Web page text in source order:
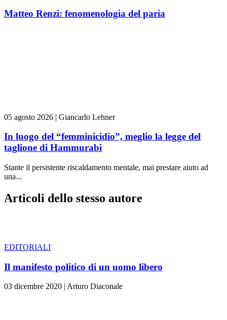
Matteo Renzi: fenomenologia del paria
05 agosto 2026 | Giancarlo Lehner
In luogo del “femminicidio”, meglio la legge del
taglione di Hammurabi
Stante il persistente riscaldamento mentale, mai prestare aiuto ad
una...
Articoli dello stesso autore
EDITORIALI
Il manifesto politico di un uomo libero
03 dicembre 2020 | Arturo Diaconale